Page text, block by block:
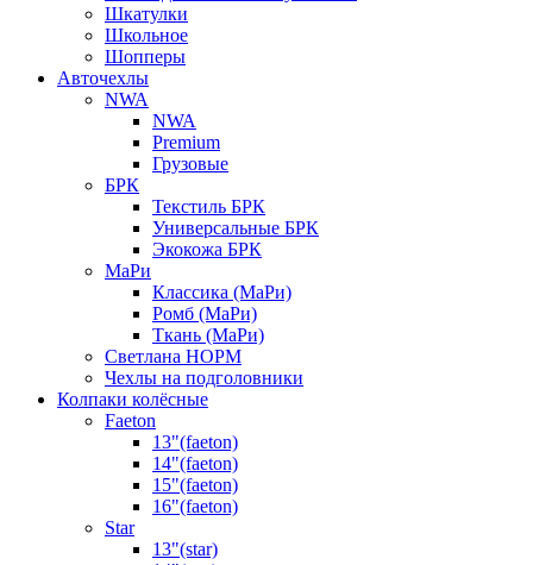
Шкатулки
Школьное
Шопперы
Авточехлы
NWA
NWA
Premium
Грузовые
БРК
Текстиль БРК
Универсальные БРК
Экокожа БРК
МаРи
Классика (МаРи)
Ромб (МаРи)
Ткань (МаРи)
Светлана НОРМ
Чехлы на подголовники
Колпаки колёсные
Faeton
13"(faeton)
14"(faeton)
15"(faeton)
16"(faeton)
Star
13"(star)